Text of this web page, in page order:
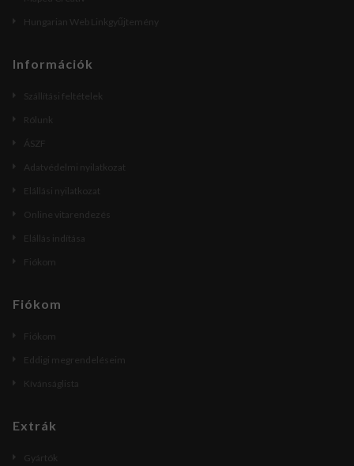
Hungarian Web Linkgyűjtemény
Információk
Szállítási feltételek
Rólunk
ÁSZF
Adatvédelmi nyilatkozat
Elállási nyilatkozat
Online vitarendezés
Elállás indítása
Fiókom
Fiókom
Fiókom
Eddigi megrendeléseim
Kívánságlista
Extrák
Gyártók